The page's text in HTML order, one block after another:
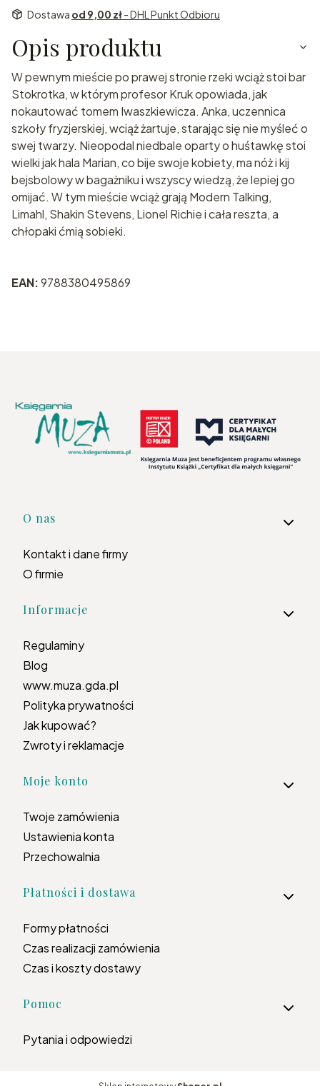
Dostawa od 9,00 zł- DHL Punkt Odbioru
Opis produktu
W pewnym mieście po prawej stronie rzeki wciąż stoi bar
Stokrotka, w którym profesor Kruk opowiada, jak
nokautować tomem Iwaszkiewicza. Anka, uczennica
szkoły fryzjerskiej, wciąż żartuje, starając się nie myśleć o
swej twarzy. Nieopodal niedbale oparty o huśtawkę stoi
wielki jak hala Marian, co bije swoje kobiety, ma nóż i kij
bejsbolowy w bagażniku i wszyscy wiedzą, że lepiej go
omijać. W tym mieście wciąż grają Modern Talking,
Limahl, Shakin Stevens, Lionel Richie i cała reszta, a
chłopaki ćmią sobieki.
EAN:9788380495869
Linki w stopce
O nas
Kontakt i dane firmy
O firmie
Informacje
Regulaminy
Blog
www.muza.gda.pl
Polityka prywatności
Jak kupować?
Zwroty i reklamacje
Moje konto
Twoje zamówienia
Ustawienia konta
Przechowalnia
Płatności i dostawa
Formy płatności
Czas realizacji zamówienia
Czas i koszty dostawy
Pomoc
Pytania i odpowiedzi